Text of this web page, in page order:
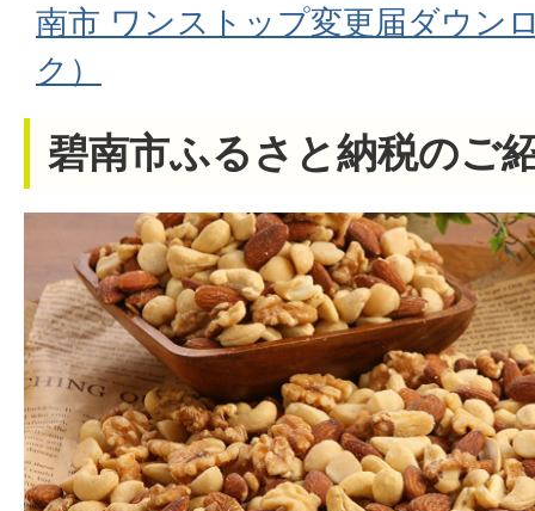
南市 ワンストップ変更届ダウン
ク）
碧南市ふるさと納税のご